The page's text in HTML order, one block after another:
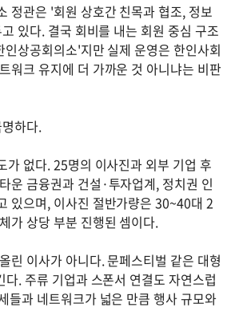
정관은 '회원 상호간 친목과 협조, 정보
있다. 결국 회비를 내는 회원 중심 구조
상공회의소'지만 실제 운영은 한인사회
워크 유지에 더 가까운 것 아니냐는 비판
하다.
가 없다. 25명의 이사진과 외부 기업 후
운 금융권과 건설·투자업계, 정치권 인
있으며, 이사진 절반가량은 30~40대 2
가 상당 부분 진행된 셈이다.
린 이사가 아니다. 문페스티벌 같은 대형
. 주류 기업과 스폰서 연결도 자연스럽
들과 네트워크가 넓은 만큼 행사 규모와